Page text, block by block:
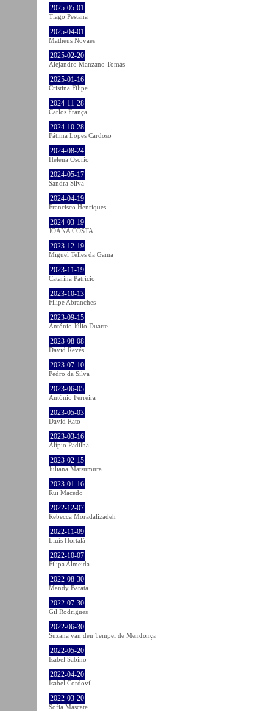
2025-05-01
Tiago Pestana
2025-04-01
Matheus Novaes
2025-02-20
Alejandro Manzano Tomás
2025-01-16
Cristina Filipe
2024-11-28
Carlos França
2024-10-28
Fátima Lopes Cardoso
2024-08-24
Helena Osório
2024-05-17
Sandra Silva
2024-04-19
Francisco Henriques
2024-03-19
JOANA COSTA
2023-12-19
Miguel Telles da Gama
2023-11-19
Catarina Patrício
2023-10-13
Filipe Abranches
2023-09-15
António Júlio Duarte
2023-08-08
David Revés
2023-07-10
Pedro da Silva
2023-06-05
António Ferreira
2023-05-03
David Rato
2023-03-16
Alípio Padilha
2023-02-15
Juliana Matsumura
2023-01-16
Rui Macedo
2022-12-07
Rebecca Moradalizadeh
2022-11-09
Lluís Hortalà
2022-10-07
Filipa Almeida
2022-08-30
Mandy Barata
2022-07-30
Gil Rodrigues
2022-06-30
Suzana van den Tempel de Mendonça
2022-05-20
Isabel Sabino
2022-04-20
Isabel Cordovil
2022-03-20
Sofia Mascate